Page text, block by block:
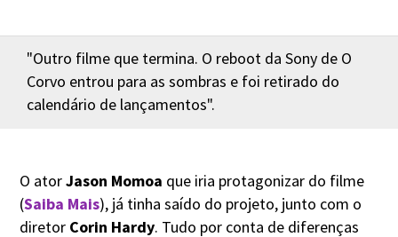
"Outro filme que termina. O reboot da Sony de O
Corvo entrou para as sombras e foi retirado do
calendário de lançamentos".
O atorJason Momoa que iria protagonizar do filme
(Saiba Mais), já tinha saído do projeto, junto com o
diretor Corin Hardy. Tudo por conta de diferenças